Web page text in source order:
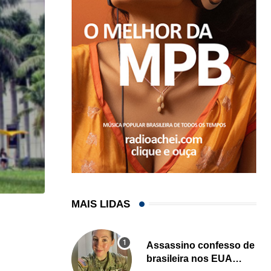
Açaí é reconhecido oficialmente como fruto
21/01/2026
MAIS LIDAS
Assassino confesso de
brasileira nos EUA